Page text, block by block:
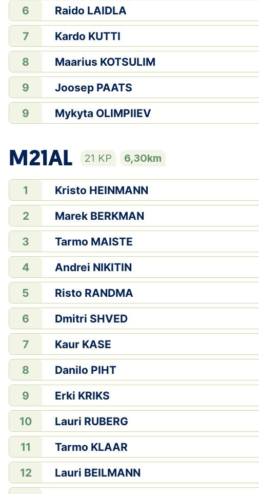
6 Raido LAIDLA
7 Kardo KUTTI
8 Maarius KOTSULIM
9 Joosep PAATS
9 Mykyta OLIMPIIEV
M21AL 21 KP 6,30km
1 Kristo HEINMANN
2 Marek BERKMAN
3 Tarmo MAISTE
4 Andrei NIKITIN
5 Risto RANDMA
6 Dmitri SHVED
7 Kaur KASE
8 Danilo PIHT
9 Erki KRIKS
10 Lauri RUBERG
11 Tarmo KLAAR
12 Lauri BEILMANN